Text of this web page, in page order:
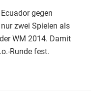
gegen
zwei Spielen als
WM 2014. Damit
Runde fest.